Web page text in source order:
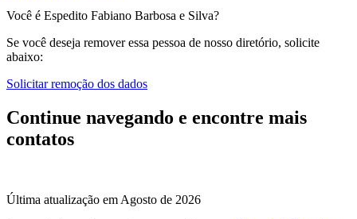
Você é Espedito Fabiano Barbosa e Silva?
Se você deseja remover essa pessoa de nosso diretório, solicite
abaixo:
Solicitar remoção dos dados
Continue navegando e encontre mais
contatos
Última atualização em Agosto de 2026